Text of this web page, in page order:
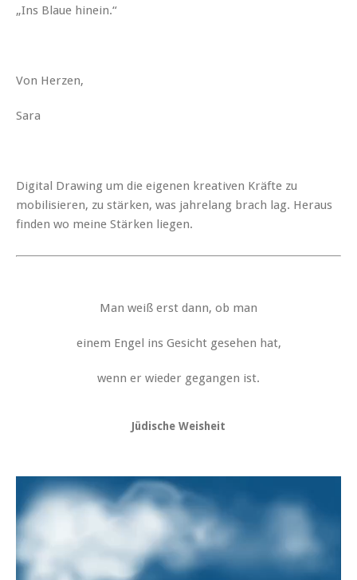
„Ins Blaue hinein.“
Von Herzen,
Sara
Digital Drawing um die eigenen kreativen Kräfte zu
mobilisieren, zu stärken, was jahrelang brach lag. Heraus
finden wo meine Stärken liegen.
Man weiß erst dann, ob man
einem Engel ins Gesicht gesehen hat,
wenn er wieder gegangen ist.
Jüdische Weisheit
Video-
Player